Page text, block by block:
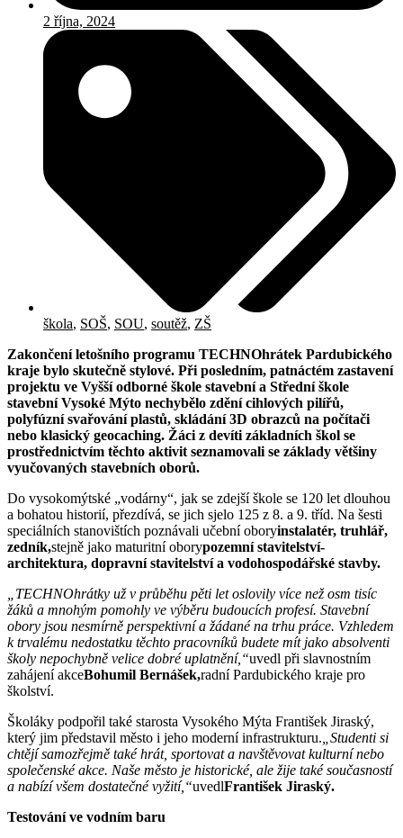
2 října, 2024
škola, SOŠ, SOU, soutěž, ZŠ
Zakončení letošního programu TECHNOhrátek Pardubického
kraje bylo skutečně stylové. Při posledním, patnáctém zastavení
projektu ve Vyšší odborné škole stavební a Střední škole
stavební Vysoké Mýto nechybělo zdění cihlových pilířů,
polyfúzní svařování plastů, skládání 3D obrazců na počítači
nebo klasický geocaching. Žáci z devíti základních škol se
prostřednictvím těchto aktivit seznamovali se základy většiny
vyučovaných stavebních oborů.
Do vysokomýtské „vodárny“, jak se zdejší škole se 120 let dlouhou
a bohatou historií, přezdívá, se jich sjelo 125 z 8. a 9. tříd. Na šesti
speciálních stanovištích poznávali učební oboryinstalatér, truhlář,
zedník,stejně jako maturitní oborypozemní stavitelství-
architektura, dopravní stavitelství a vodohospodářské stavby.
„TECHNOhrátky už v průběhu pěti let oslovily více než osm tisíc
žáků a mnohým pomohly ve výběru budoucích profesí. Stavební
obory jsou nesmírně perspektivní a žádané na trhu práce. Vzhledem
k trvalému nedostatku těchto pracovníků budete mít jako absolventi
školy nepochybně velice dobré uplatnění,“uvedl při slavnostním
zahájení akceBohumil Bernášek,radní Pardubického kraje pro
školství.
Školáky podpořil také starosta Vysokého Mýta František Jiraský,
který jim představil město i jeho moderní infrastrukturu. „Studenti si
chtějí samozřejmě také hrát, sportovat a navštěvovat kulturní nebo
společenské akce. Naše město je historické, ale žije také současností
a nabízí všem dostatečné vyžití,“uvedlFrantišek Jiraský.
Testování ve vodním baru